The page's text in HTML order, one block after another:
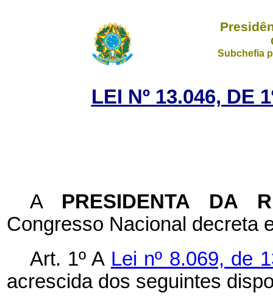
Subchefia
LEI Nº 13.046, DE
A PRESIDENTA DA
Congresso Nacional decreta
Art. 1º A Lei nº 8.069, de
acrescida dos seguintes